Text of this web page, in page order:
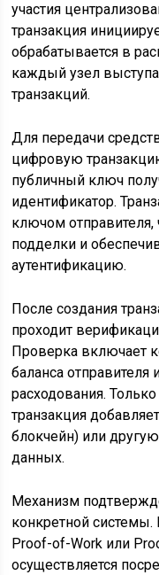
участия
транзакция
обрабатывается в
каждый узел
транзакций.
Для передачи
цифровую
публичный ключ
идентификатор.
ключом
подделки и
аутентификацию.
После создания
проходит
Проверка включает
баланса отправителя
расходования.
транзакция
блокчейн) или
данных.
Механизм
конкретной системы.
Proof-of-Work или
осуществляется